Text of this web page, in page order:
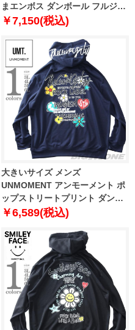
まエンボス ダンボール フルジッ
プ パーカー 12439517
￥7,150(税込)
大きいサイズ メンズ
UNMOMENT アンモーメント ポ
ップストリートプリント ダンボ
ール プルオーバー パーカー
￥6,589(税込)